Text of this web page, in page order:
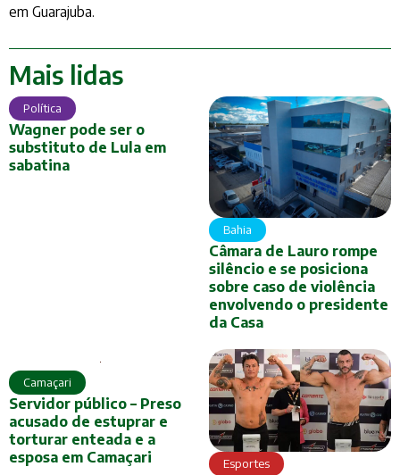
em Guarajuba.
Mais lidas
Política
Wagner pode ser o
substituto de Lula em
sabatina
Bahia
Câmara de Lauro rompe
silêncio e se posiciona
sobre caso de violência
envolvendo o presidente
da Casa
Camaçari
Servidor público – Preso
acusado de estuprar e
torturar enteada e a
esposa em Camaçari
Esportes